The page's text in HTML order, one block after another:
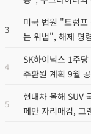
3
미국 법원 "트럼프
는 위법", 해제 명
4
SK하이닉스 1주
주환원 계획 9월
5
현대차 올해 SUV
페만 자리매김, 그